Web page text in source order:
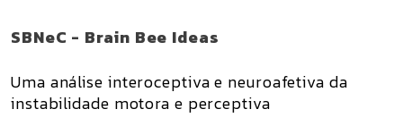
SBNeC - Brain Bee Ideas
Uma análise interoceptiva e neuroafetiva da
instabilidade motora e perceptiva